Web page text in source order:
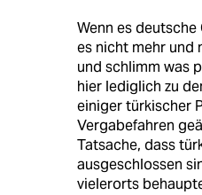
Wenn es
es nicht mehr und
und schlimm was
hier lediglich zu
einiger türkischer
Vergabefahren
Tatsache, dass
ausgeschlossen
vielerorts